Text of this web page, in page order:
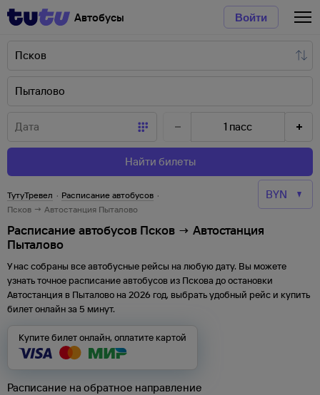
Автобусы Войти
1 пасс
Найти билеты
ТутуТревел · Расписание автобусов ·
Псков → Автостанция Пыталово
Расписание автобусов Псков → Автостанция
Пыталово
У нас собраны все автобусные рейсы на любую дату. Вы можете
узнать точное расписание автобусов из Пскова доостановки
Автостанция в Пыталово на 2026 год, выбрать удобный рейс и купить
билет онлайн за 5 минут.
Купите билет онлайн, оплатите картой
Расписание на обратное направление